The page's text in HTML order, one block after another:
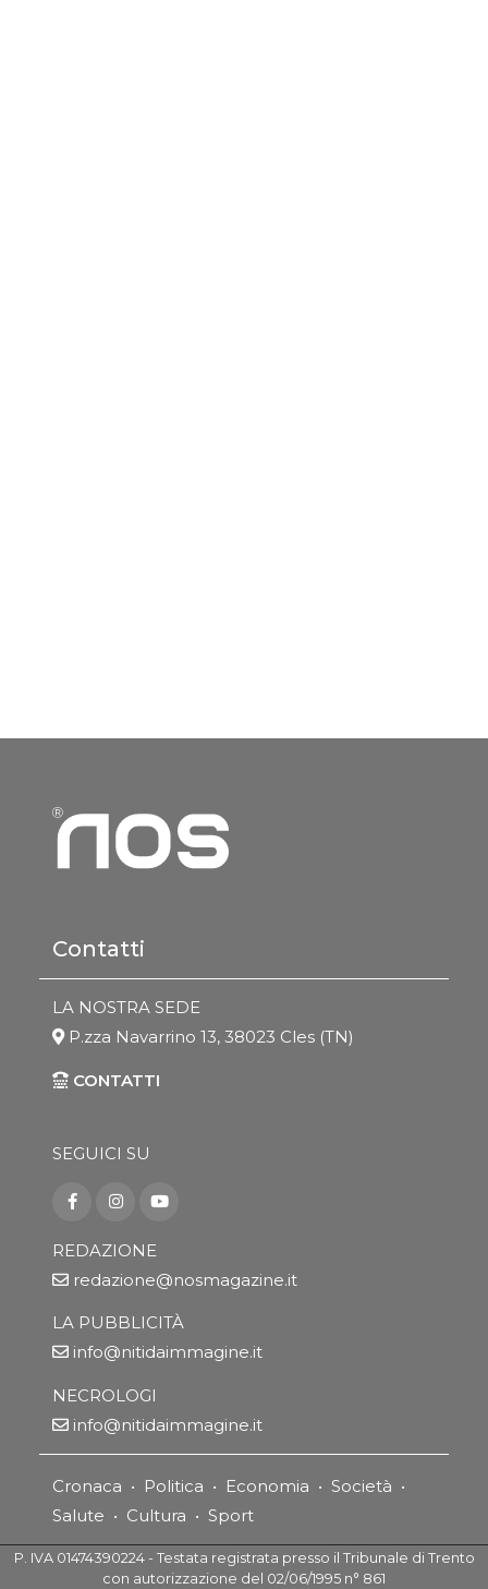
Contatti
LA NOSTRA SEDE
P.zza Navarrino 13, 38023 Cles (TN)
CONTATTI
SEGUICI SU
REDAZIONE
redazione@nosmagazine.it
LA PUBBLICITÀ
info@nitidaimmagine.it
NECROLOGI
info@nitidaimmagine.it
Cronaca • Politica • Economia • Società •
Salute • Cultura • Sport
P. IVA 01474390224 - Testata registrata presso il Tribunale di Trento
con autorizzazione del 02/06/1995 n° 861